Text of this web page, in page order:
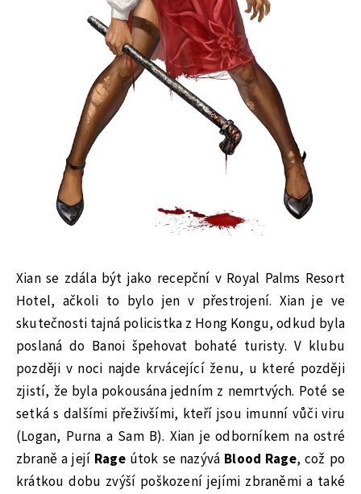
Xian se zdála být jako recepční v Royal Palms Resort
Hotel, ačkoli to bylo jen v přestrojení. Xian je ve
skutečnosti tajná policistka z Hong Kongu, odkud byla
poslaná do Banoi špehovat bohaté turisty. V klubu
později v noci najde krvácející ženu, u které později
zjistí, že byla pokousána jedním z nemrtvých. Poté se
setká s dalšími přeživšími, kteří jsou imunní vůči viru
(Logan, Purna a Sam B). Xian je odborníkem na ostré
zbraně a její Rageútok se nazývá Blood Rage, což po
krátkou dobu zvýší poškození jejími zbraněmi a také